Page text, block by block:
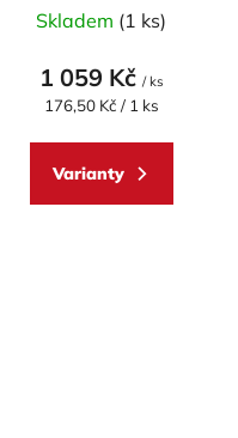
pro DUCATI (BREMBO)
hodnocení
produktu
je
Skladem (1 ks)
1 059 Kč / ks
Měrná
176,50 Kč / 1 ks
Varianty